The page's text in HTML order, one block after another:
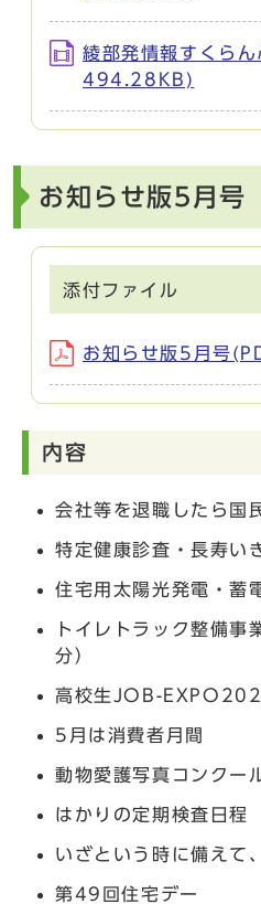
綾部発情報すくら
494.28KB)
お知らせ版5月号
添付ファイル
お知らせ版5月号
内容
会社等を退職したら国
特定健康診査・長寿い
住宅用太陽光発電・蓄
トイレトラック整備事
分）
高校生JOB-
5月は消費者月間
動物愛護写真コンクー
はかりの定期検査日程
いざという時に備えて
第49回住宅デー